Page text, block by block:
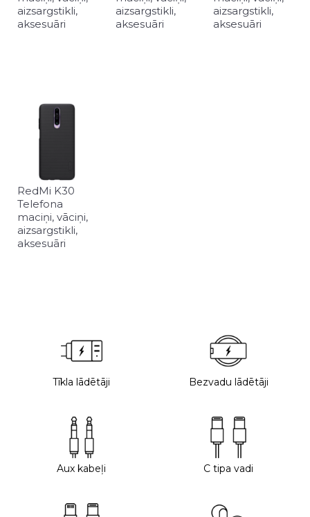
aizsargstikli,
aksesuāri
aizsargstikli,
aksesuāri
aizsargstikli,
aksesuāri
RedMi K30
Telefona
maciņi, vāciņi,
aizsargstikli,
aksesuāri
Tīkla lādētāji Bezvadu lādētāji
Aux kabeļi C tipa vadi